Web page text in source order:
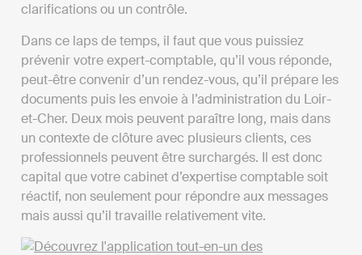
clarifications ou un contrôle.
Dans ce laps de temps, il faut que vous puissiez
prévenir votre expert-comptable, qu’il vous réponde,
peut-être convenir d’un rendez-vous, qu’il prépare les
documents puis les envoie à l’administration du Loir-
et-Cher. Deux mois peuvent paraître long, mais dans
un contexte de clôture avec plusieurs clients, ces
professionnels peuvent être surchargés. Il est donc
capital que votre cabinet d’expertise comptable soit
réactif, non seulement pour répondre aux messages
mais aussi qu’il travaille relativement vite.